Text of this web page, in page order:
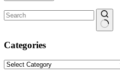
results
Categories
Categories